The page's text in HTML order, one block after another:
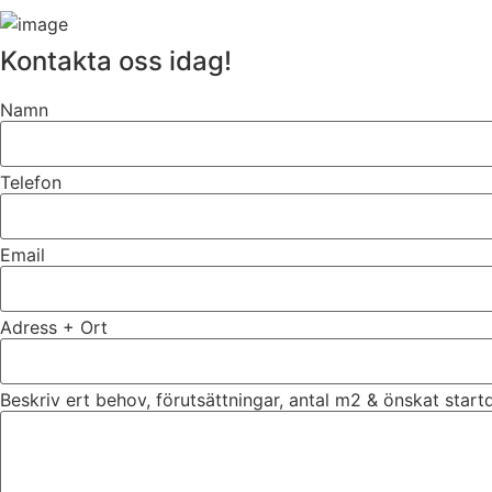
Kontakta oss idag!
Namn
Telefon
Email
Adress + Ort
Beskriv ert behov, förutsättningar, antal m2 & önskat